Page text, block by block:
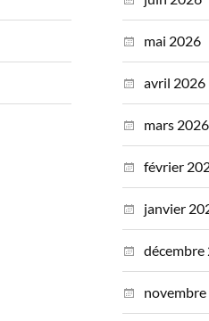
mai 2026
avril 2026
mars 2026
février
janvier
décembre